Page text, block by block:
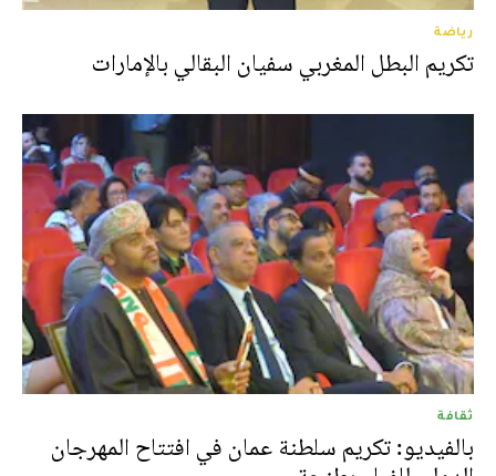
رياضة
تكريم البطل المغربي سفيان البقالي بالإمارات
ثقافة
بالفيديو: تكريم سلطنة عمان في افتتاح المهرجان